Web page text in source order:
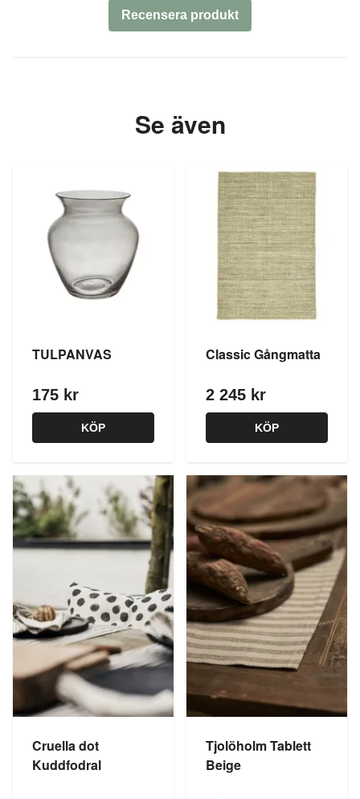
Recensera produkt
Se även
TULPANVAS
175 kr
KÖP
Classic Gångmatta
2 245 kr
KÖP
Cruella dot
Kuddfodral
Tjolöholm Tablett
Beige